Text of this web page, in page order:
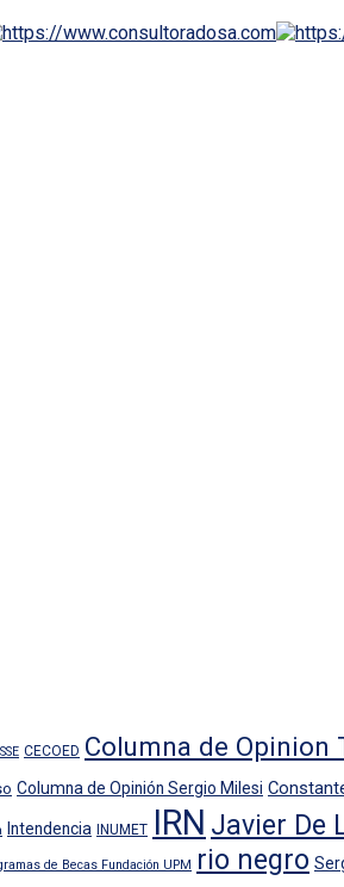
CECOED Columna de Opinion
Columna de Opinión Sergio Milesi
Intendencia INUMET IRN Javier De
de Becas Fundación UPM rio negro